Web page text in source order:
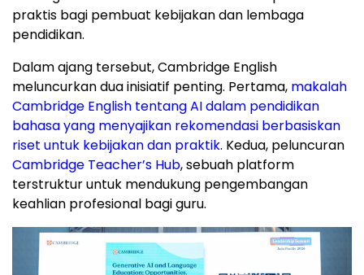
praktis bagi pembuat kebijakan dan lembaga
pendidikan.
Dalam ajang tersebut, Cambridge English
meluncurkan dua inisiatif penting. Pertama, makalah
Cambridge English tentang AI dalam pendidikan
bahasa yang menyajikan rekomendasi berbasiskan
riset untuk kebijakan dan praktik. Kedua, peluncuran
Cambridge Teacher’s Hub, sebuah platform
terstruktur untuk mendukung pengembangan
keahlian profesional bagi guru.